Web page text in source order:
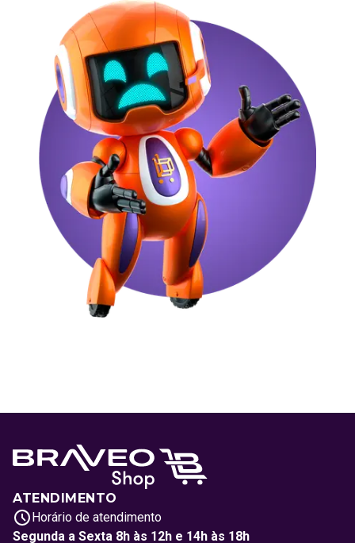
ATENDIMENTO
Horário de atendimento
Segunda a Sexta 8h às 12h e 14h às 18h